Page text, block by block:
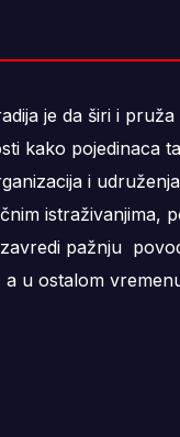
je da širi i
kako pojedinaca
i
istraživanjima,
pažnju
a u ostalom